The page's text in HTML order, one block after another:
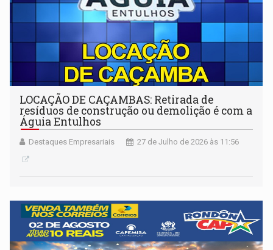
LOCAÇÃO DE CAÇAMBAS: Retirada de
resíduos de construção ou demolição é com a
Águia Entulhos
Destaques Empresariais 27 de Julho de 2026 às 11:56